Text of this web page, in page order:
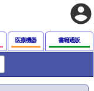
account_circle
医療機器 書籍通販